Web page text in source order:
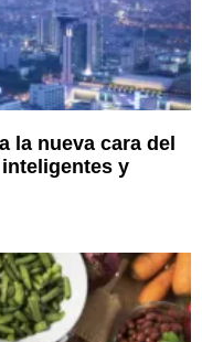
la nueva cara del
y